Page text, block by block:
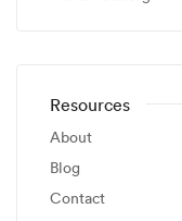
Resources
About
Blog
Contact